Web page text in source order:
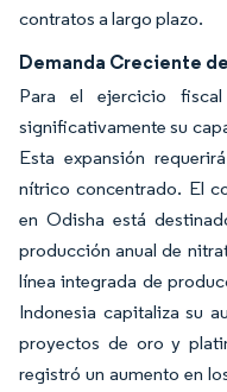
contratos a largo plazo.
Demanda Creciente
Para el ejercicio fiscal
significativamente su
Esta expansión
nítrico concentrado. El
en Odisha está
producción anual de
línea integrada de
Indonesia capitaliza su
proyectos de oro y
registró un aumento en